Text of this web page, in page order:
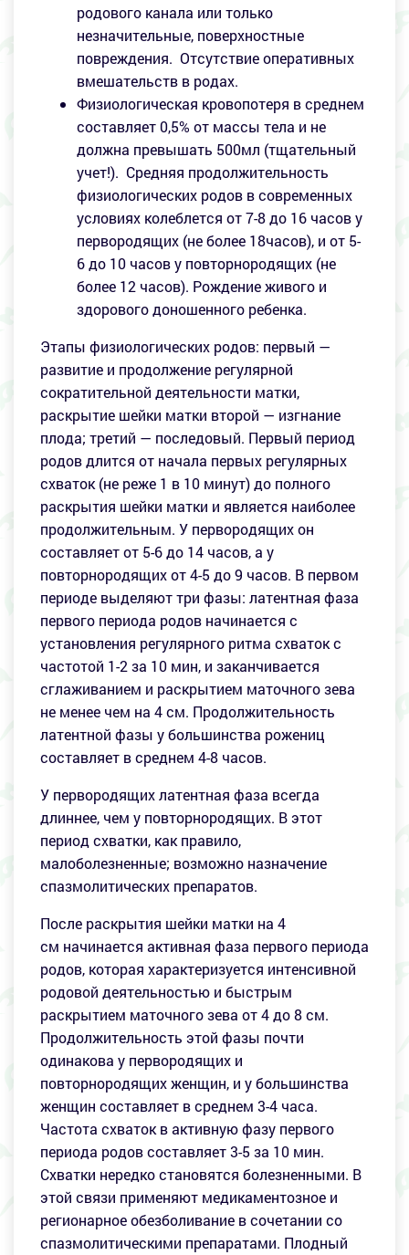
родового канала или только
незначительные, поверхностные
повреждения. Отсутствие оперативных
вмешательств в родах.
Физиологическая кровопотеря в среднем
составляет 0,5% от массы тела и не
должна превышать 500мл (тщательный
учет!). Средняя продолжительность
физиологических родов в современных
условиях колеблется от 7-8 до 16 часов у
первородящих (не более 18часов), и от 5-
6 до 10 часов у повторнородящих (не
более 12 часов). Рождение живого и
здорового доношенного ребенка.
Этапы физиологических родов: первый —
развитие и продолжение регулярной
сократительной деятельности матки,
раскрытие шейки матки второй — изгнание
плода; третий — последовый. Первый период
родов длится от начала первых регулярных
схваток (не реже 1 в 10 минут) до полного
раскрытия шейки матки и является наиболее
продолжительным. У первородящих он
составляет от 5-6 до 14 часов, а у
повторнородящих от 4-5 до 9 часов. В первом
периоде выделяют три фазы: латентная фаза
первого периода родов начинается с
установления регулярного ритма схваток с
частотой 1-2 за 10 мин, и заканчивается
сглаживанием и раскрытием маточного зева
не менее чем на 4 см. Продолжительность
латентной фазы у большинства рожениц
составляет в среднем 4-8 часов.
У первородящих латентная фаза всегда
длиннее, чем у повторнородящих. В этот
период схватки, как правило,
малоболезненные; возможно назначение
спазмолитических препаратов.
После раскрытия шейки матки на 4
см начинается активная фаза первого периода
родов, которая характеризуется интенсивной
родовой деятельностью и быстрым
раскрытием маточного зева от 4 до 8 см.
Продолжительность этой фазы почти
одинакова у первородящих и
повторнородящих женщин, и у большинства
женщин составляет в среднем 3-4 часа.
Частота схваток в активную фазу первого
периода родов составляет 3-5 за 10 мин.
Схватки нередко становятся болезненными. В
этой связи применяют медикаментозное и
регионарное обезболивание в сочетании со
спазмолитическими препаратами. Плодный